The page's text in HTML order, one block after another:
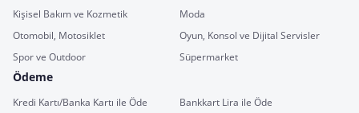
Kişisel Bakım ve Kozmetik
Moda
Otomobil, Motosiklet
Oyun, Konsol ve Dijital Servisler
Spor ve Outdoor
Süpermarket
Ödeme
Kredi Kartı/Banka Kartı ile Öde
Bankkart Lira ile Öde